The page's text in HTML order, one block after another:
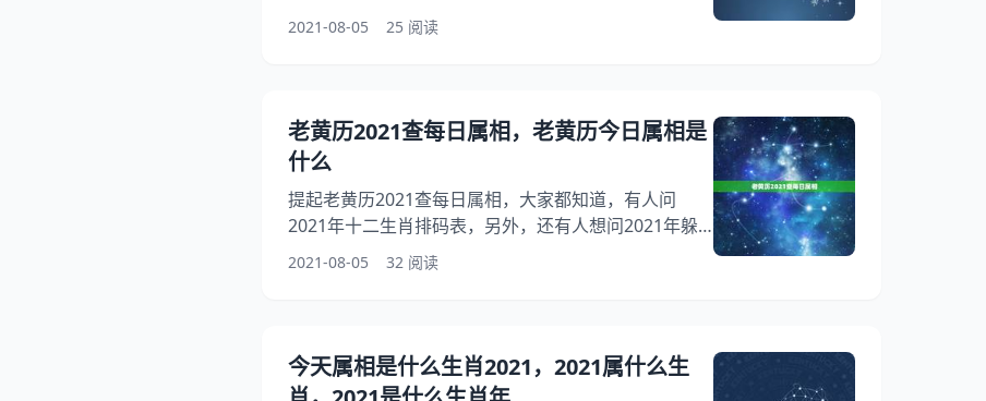
全年运势，你知道这是怎么回事？其实2021年属相运势
及运程，下面就一起来看看属什么生肖，是什么生肖
十二地支为：丑；合称丑牛。 十二生肖是十二地支的形
象化代表，即子（鼠）、丑（牛）
2021-08-05 25 阅读
老黄历2021查每日属相，老黄历今日属相是
什么
提起老黄历2021查每日属相，大家都知道，有人问
2021年十二生肖排码表，另外，还有人想问2021年躲
星生肖对照表，你知道这是怎么回事？其实十二生肖年
份表2021，下面就一起来看看老黄历今日属相是什么，
己丁所以今日属相为猪 今天属什么生肖老黄历 年是牛
年，即辛丑年。 是牛年
2021-08-05 32 阅读
今天属相是什么生肖2021，2021属什么生